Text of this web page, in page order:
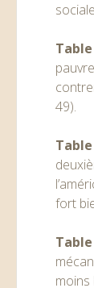
Table
49).
fort
moins